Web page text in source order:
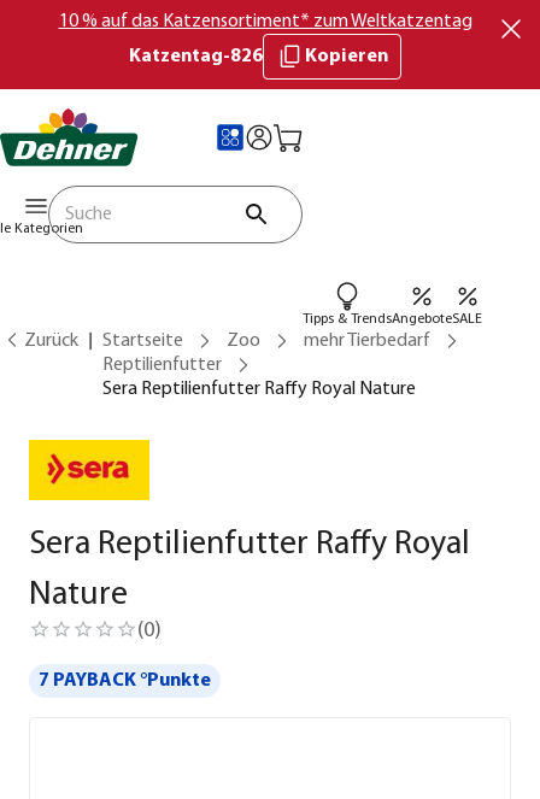
10 % auf das Katzensortiment* zum Weltkatzentag
Katzentag-826
Kopieren
Kategorien
Tipps & TrendsAngeboteSALE
Zurück Startseite Zoo
mehr Tierbedarf
Reptilienfutter
Sera Reptilienfutter Raffy Royal Nature
Sera Reptilienfutter Raffy Royal
Nature
(0)
7 PAYBACK °Punkte